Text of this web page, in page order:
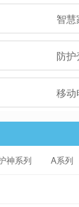
智
防
移动
神系列 A系列